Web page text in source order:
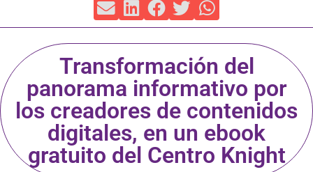
Transformación del
panorama informativo por
los creadores de contenidos
digitales, en un ebook
gratuito del Centro Knight